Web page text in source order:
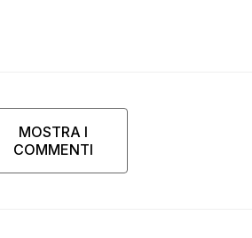
MOSTRA I
COMMENTI